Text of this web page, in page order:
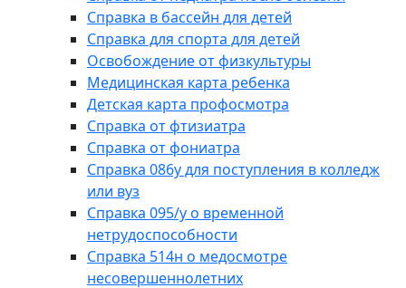
Справка в бассейн для детей
Справка для спорта для детей
Освобождение от физкультуры
Медицинская карта ребенка
Детская карта профосмотра
Справка от фтизиатра
Справка от фониатра
Справка 086у для поступления в колледж
или вуз
Справка 095/у о временной
нетрудоспособности
Справка 514н о медосмотре
несовершеннолетних